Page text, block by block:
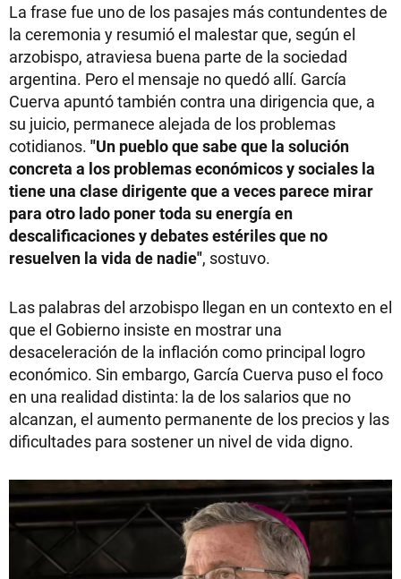
La frase fue uno de los pasajes más contundentes de
la ceremonia y resumió el malestar que, según el
arzobispo, atraviesa buena parte de la sociedad
argentina. Pero el mensaje no quedó allí. García
Cuerva apuntó también contra una dirigencia que, a
su juicio, permanece alejada de los problemas
cotidianos. "Un pueblo que sabe que la solución
concreta a los problemas económicos y sociales la
tiene una clase dirigente que a veces parece mirar
para otro lado poner toda su energía en
descalificaciones y debates estériles que no
resuelven la vida de nadie", sostuvo.
Las palabras del arzobispo llegan en un contexto en el
que el Gobierno insiste en mostrar una
desaceleración de la inflación como principal logro
económico. Sin embargo, García Cuerva puso el foco
en una realidad distinta: la de los salarios que no
alcanzan, el aumento permanente de los precios y las
dificultades para sostener un nivel de vida digno.